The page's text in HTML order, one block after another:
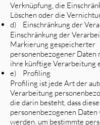
Verknüpfung, die
Löschen oder die
d) Einschränkung der
Einschränkung der
Markierung gespeicherter
personenbezogener Daten
ihre künftige Verarbeitung
e) Profiling
Profiling ist jede Art der
Verarbeitung
die darin besteht, dass diese
personenbezogenen
werden, um bestimmte